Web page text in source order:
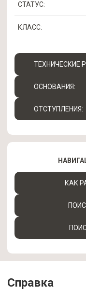
Справка
СТАТУС:
КЛАСС:
ТЕХНИЧЕСКИЕ
ОСНОВАНИЯ:
ОТСТУПЛЕНИЯ:
КАК